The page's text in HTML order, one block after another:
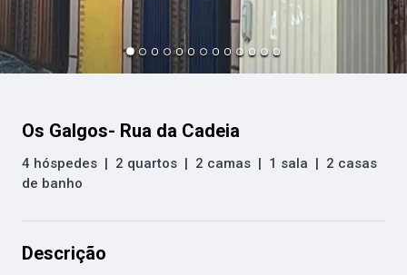
Os Galgos- Rua da Cadeia
4 hóspedes | 2 quartos | 2 camas | 1 sala | 2 casas
de banho
Descrição